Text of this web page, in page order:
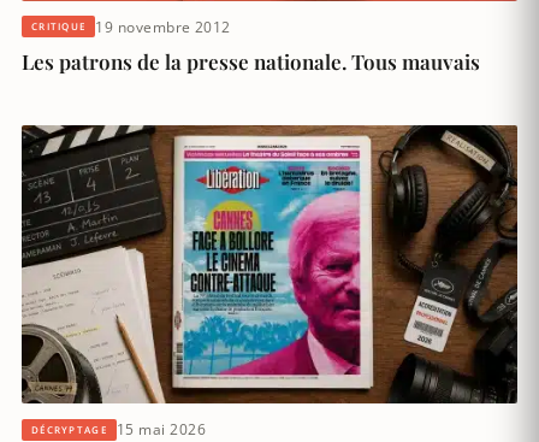
CRITIQUE 19 novembre 2012
Les patrons de la presse nationale. Tous mauvais
DÉCRYPTAGE 15 mai 2026